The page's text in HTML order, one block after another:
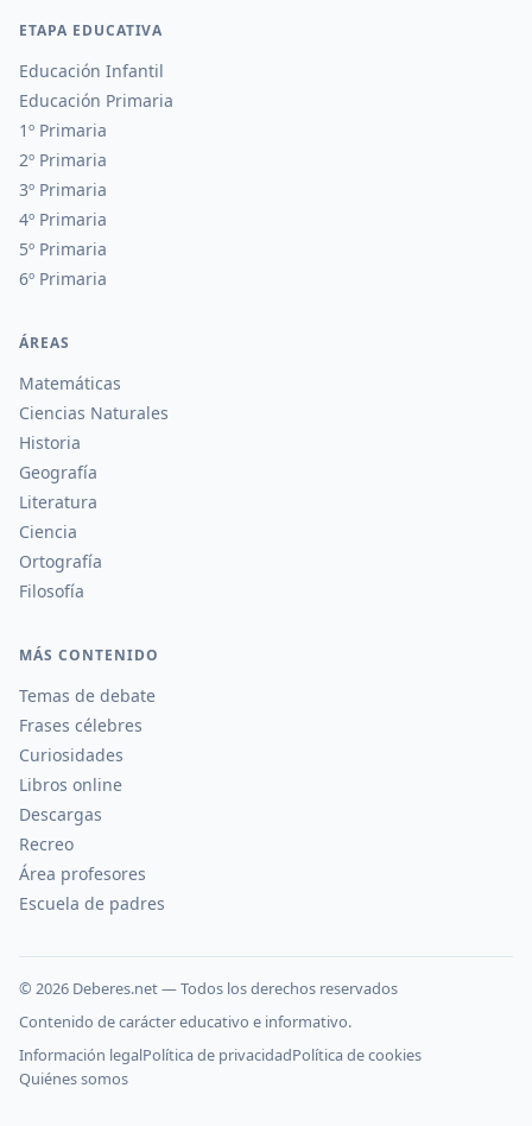
ETAPA EDUCATIVA
Educación Infantil
Educación Primaria
1º Primaria
2º Primaria
3º Primaria
4º Primaria
5º Primaria
6º Primaria
ÁREAS
Matemáticas
Ciencias Naturales
Historia
Geografía
Literatura
Ciencia
Ortografía
Filosofía
MÁS CONTENIDO
Temas de debate
Frases célebres
Curiosidades
Libros online
Descargas
Recreo
Área profesores
Escuela de padres
© 2026 Deberes.net — Todos los derechos reservados
Contenido de carácter educativo e informativo.
Información legalPolítica de privacidadPolítica de cookies
Quiénes somos